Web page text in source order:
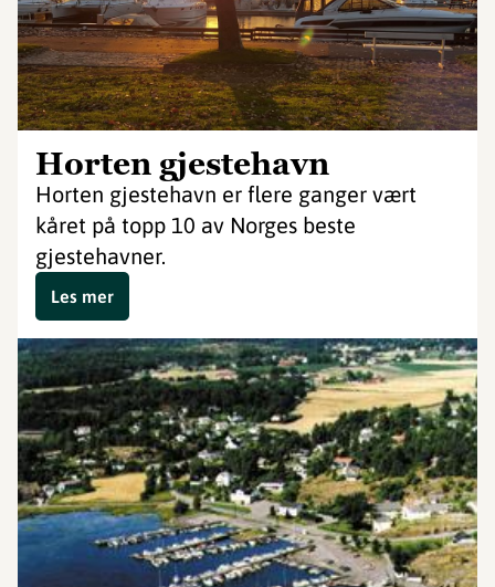
Horten gjestehavn
Horten gjestehavn er flere ganger vært
kåret på topp 10 av Norges beste
gjestehavner.
Les mer